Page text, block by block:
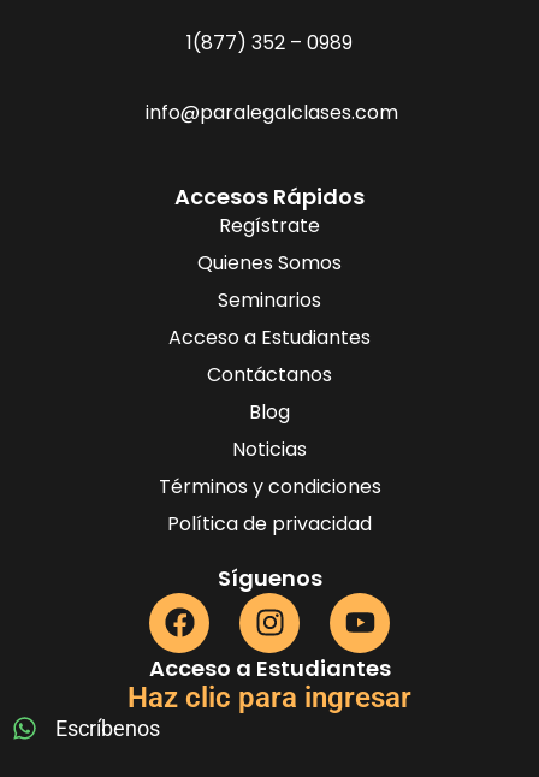
1(877) 352 – 0989
info@paralegalclases.com
Accesos Rápidos
Regístrate
Quienes Somos
Seminarios
Acceso a Estudiantes
Contáctanos
Blog
Noticias
Términos y condiciones
Política de privacidad
Síguenos
Acceso a Estudiantes
Haz clic para ingresar
Escríbenos